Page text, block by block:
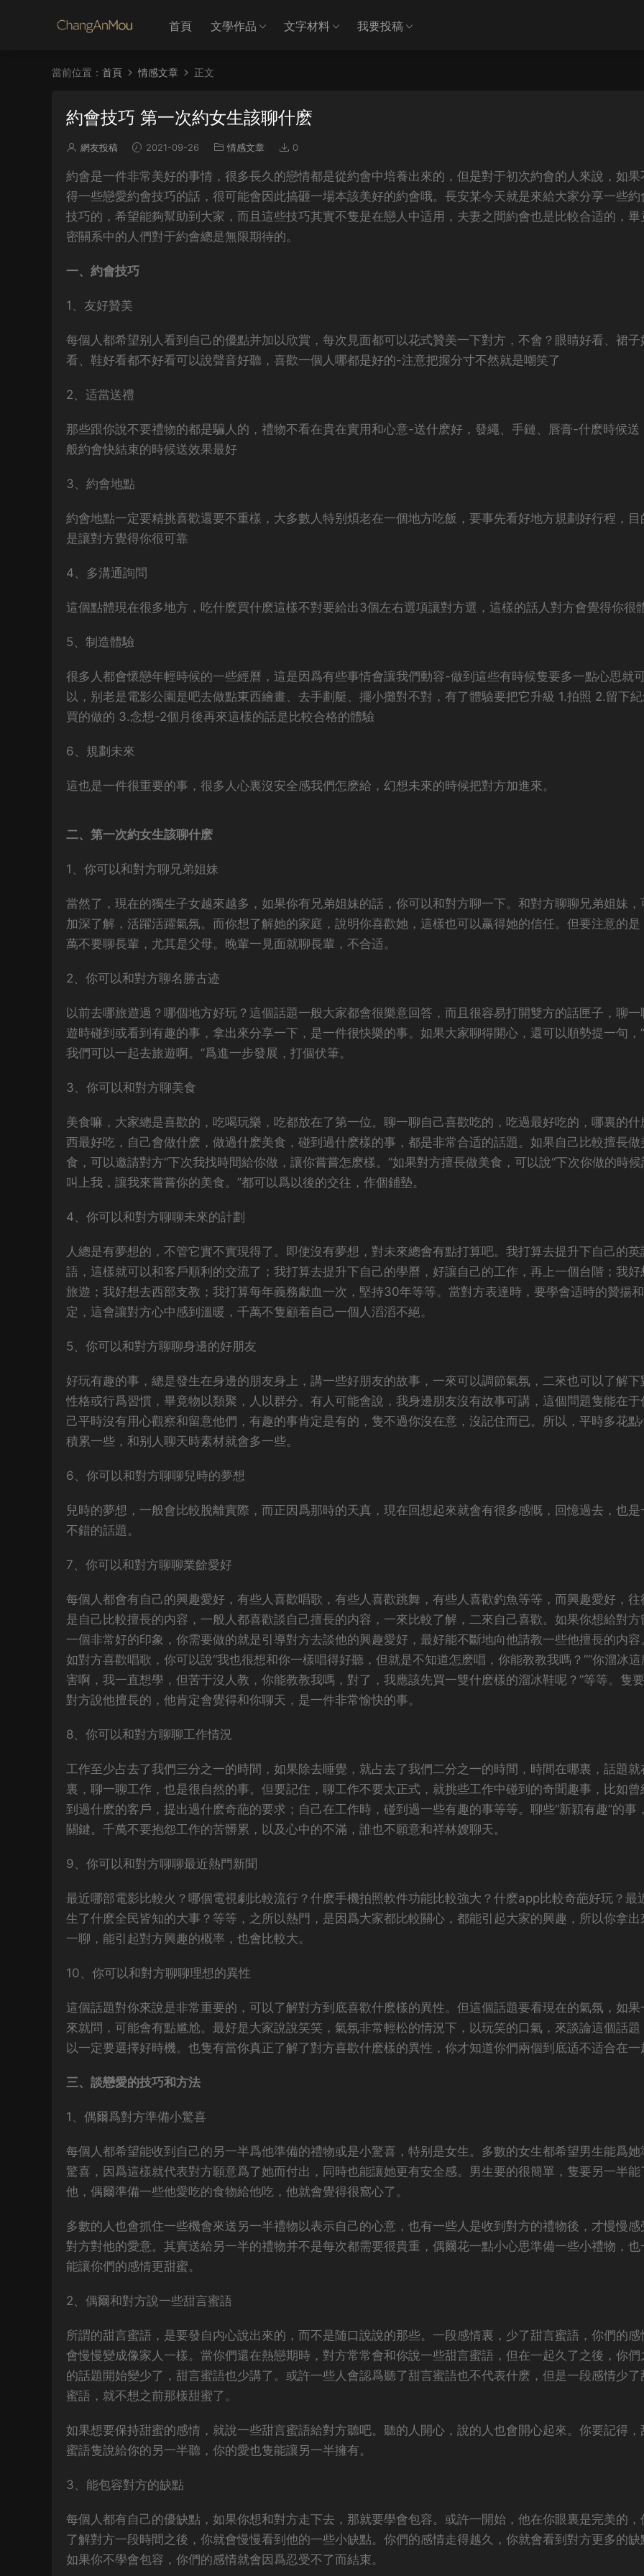
首頁 文學作品 文字材料 我要投稿
當前位置： 首頁 情感文章 正文
約會技巧 第一次約女生該聊什麽
網友投稿 2021-09-26 情感文章 0
約會是一件非常美好的事情，很多長久的戀情都是從約會中培養出來的，但是對于初次約會的人來說，如果
得一些戀愛約會技巧的話，很可能會因此搞砸一場本該美好的約會哦。長安某今天就是來給大家分享一些約
技巧的，希望能夠幫助到大家，而且這些技巧其實不隻是在戀人中适用，夫妻之間約會也是比較合适的，畢
密關系中的人們對于約會總是無限期待的。
一、約會技巧
1、友好贊美
每個人都希望别人看到自己的優點并加以欣賞， 每次見面都可以花式贊美一下對方， 不會？眼睛好看、裙子
看、鞋好看都不好看可以說聲音好聽， 喜歡一個人哪都是好的-注意把握分寸不然就是嘲笑了
2、适當送禮
那些跟你說不要禮物的都是騙人的， 禮物不看在貴在實用和心意-送什麽好， 發繩、手鏈、唇膏-什麽時候送
般約會快結束的時候送效果最好
3、約會地點
約會地點一定要精挑喜歡還要不重樣，大多數人特别煩老在一個地方吃飯， 要事先看好地方規劃好行程，
是讓對方覺得你很可靠
4、多溝通詢問
這個點體現在很多地方， 吃什麽買什麽這樣不對要給出3個左右選項讓對方選， 這樣的話人對方會覺得你很
5、制造體驗
很多人都會懷戀年輕時候的一些經曆， 這是因爲有些事情會讓我們動容-做到這些有時候隻要多一點心思就
以， 别老是電影公園是吧去做點東西繪畫、去手劃艇、擺小攤對不對， 有了體驗要把它升級 1.拍照 2.留下
買的做的 3.念想-2個月後再來這樣的話是比較合格的體驗
6、規劃未來
這也是一件很重要的事， 很多人心裏沒安全感我們怎麽給， 幻想未來的時候把對方加進來。
二、第一次約女生該聊什麽
1、你可以和對方聊兄弟姐妹
當然了，現在的獨生子女越來越多，如果你有兄弟姐妹的話，你可以和對方聊一下。和對方聊聊兄弟姐妹，
加深了解，活躍活躍氣氛。而你想了解她的家庭，說明你喜歡她，這樣也可以赢得她的信任。但要注意的是
萬不要聊長輩，尤其是父母。晚輩一見面就聊長輩，不合适。
2、你可以和對方聊名勝古迹
以前去哪旅遊過？哪個地方好玩？這個話題一般大家都會很樂意回答，而且很容易打開雙方的話匣子，聊一
遊時碰到或看到有趣的事，拿出來分享一下，是一件很快樂的事。如果大家聊得開心，還可以順勢提一句，
我們可以一起去旅遊啊。”爲進一步發展，打個伏筆。
3、你可以和對方聊美食
美食嘛，大家總是喜歡的，吃喝玩樂，吃都放在了第一位。聊一聊自己喜歡吃的，吃過最好吃的，哪裏的什
西最好吃，自己會做什麽，做過什麽美食，碰到過什麽樣的事，都是非常合适的話題。如果自己比較擅長做
食，可以邀請對方“下次我找時間給你做，讓你嘗嘗怎麽樣。”如果對方擅長做美食，可以說“下次你做的時候
叫上我，讓我來嘗嘗你的美食。”都可以爲以後的交往，作個鋪墊。
4、你可以和對方聊聊未來的計劃
人總是有夢想的，不管它實不實現得了。即使沒有夢想，對未來總會有點打算吧。我打算去提升下自己的英
語，這樣就可以和客戶順利的交流了；我打算去提升下自己的學曆，好讓自己的工作，再上一個台階；我好
旅遊；我好想去西部支教；我打算每年義務獻血一次，堅持30年等等。當對方表達時，要學會适時的贊揚
定，這會讓對方心中感到溫暖，千萬不隻顧着自己一個人滔滔不絕。
5、你可以和對方聊聊身邊的好朋友
好玩有趣的事，總是發生在身邊的朋友身上，講一些好朋友的故事，一來可以調節氣氛，二來也可以了解下
性格或行爲習慣，畢竟物以類聚，人以群分。有人可能會說，我身邊朋友沒有故事可講，這個問題隻能在于
己平時沒有用心觀察和留意他們，有趣的事肯定是有的，隻不過你沒在意，沒記住而已。所以，平時多花點
積累一些，和别人聊天時素材就會多一些。
6、你可以和對方聊聊兒時的夢想
兒時的夢想，一般會比較脫離實際，而正因爲那時的天真，現在回想起來就會有很多感慨，回憶過去，也是
不錯的話題。
7、你可以和對方聊聊業餘愛好
每個人都會有自己的興趣愛好，有些人喜歡唱歌，有些人喜歡跳舞，有些人喜歡釣魚等等，而興趣愛好，往
是自己比較擅長的内容，一般人都喜歡談自己擅長的内容，一來比較了解，二來自己喜歡。如果你想給對方
一個非常好的印象，你需要做的就是引導對方去談他的興趣愛好，最好能不斷地向他請教一些他擅長的内容
如對方喜歡唱歌，你可以說“我也很想和你一樣唱得好聽，但就是不知道怎麽唱，你能教教我嗎？”“你溜冰這
害啊，我一直想學，但苦于沒人教，你能教教我嗎，對了，我應該先買一雙什麽樣的溜冰鞋呢？”等等。隻
對方說他擅長的，他肯定會覺得和你聊天，是一件非常愉快的事。
8、你可以和對方聊聊工作情況
工作至少占去了我們三分之一的時間，如果除去睡覺，就占去了我們二分之一的時間，時間在哪裏，話題就
裏，聊一聊工作，也是很自然的事。但要記住，聊工作不要太正式，就挑些工作中碰到的奇聞趣事，比如曾
到過什麽的客戶，提出過什麽奇葩的要求；自己在工作時，碰到過一些有趣的事等等。聊些“新穎有趣”的事
關鍵。千萬不要抱怨工作的苦髒累，以及心中的不滿，誰也不願意和祥林嫂聊天。
9、你可以和對方聊聊最近熱門新聞
最近哪部電影比較火？哪個電視劇比較流行？什麽手機拍照軟件功能比較強大？什麽app比較奇葩好玩？最
生了什麽全民皆知的大事？等等，之所以熱門，是因爲大家都比較關心，都能引起大家的興趣，所以你拿出
一聊，能引起對方興趣的概率，也會比較大。
10、你可以和對方聊聊理想的異性
這個話題對你來說是非常重要的，可以了解對方到底喜歡什麽樣的異性。但這個話題要看現在的氣氛，如果
來就問，可能會有點尴尬。最好是大家說說笑笑，氣氛非常輕松的情況下，以玩笑的口氣，來談論這個話題
以一定要選擇好時機。也隻有當你真正了解了對方喜歡什麽樣的異性，你才知道你們兩個到底适不适合在一
三、談戀愛的技巧和方法
1、偶爾爲對方準備小驚喜
每個人都希望能收到自己的另一半爲他準備的禮物或是小驚喜，特别是女生。多數的女生都希望男生能爲她
驚喜，因爲這樣就代表對方願意爲了她而付出，同時也能讓她更有安全感。男生要的很簡單，隻要另一半能
他，偶爾準備一些他愛吃的食物給他吃，他就會覺得很窩心了。
多數的人也會抓住一些機會來送另一半禮物以表示自己的心意，也有一些人是收到對方的禮物後，才慢慢感
對方對他的愛意。其實送給另一半的禮物并不是每次都需要很貴重，偶爾花一點小心思準備一些小禮物，也
能讓你們的感情更甜蜜。
2、偶爾和對方說一些甜言蜜語
所謂的甜言蜜語，是要發自内心說出來的，而不是随口說說的那些。一段感情裏，少了甜言蜜語，你們的感
會慢慢變成像家人一樣。當你們還在熱戀期時，對方常常會和你說一些甜言蜜語，但在一起久了之後，你們
的話題開始變少了，甜言蜜語也少講了。或許一些人會認爲聽了甜言蜜語也不代表什麽，但是一段感情少了
蜜語，就不想之前那樣甜蜜了。
如果想要保持甜蜜的感情，就說一些甜言蜜語給對方聽吧。聽的人開心，說的人也會開心起來。你要記得，
蜜語隻說給你的另一半聽，你的愛也隻能讓另一半擁有。
3、能包容對方的缺點
每個人都有自己的優缺點，如果你想和對方走下去，那就要學會包容。或許一開始，他在你眼裏是完美的，
了解對方一段時間之後，你就會慢慢看到他的一些小缺點。你們的感情走得越久，你就會看到對方更多的缺
如果你不學會包容，你們的感情就會因爲忍受不了而結束。